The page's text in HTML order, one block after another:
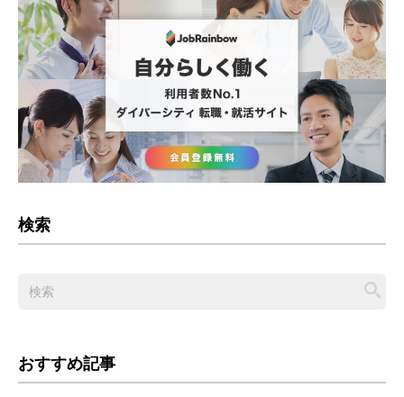
検索
おすすめ記事